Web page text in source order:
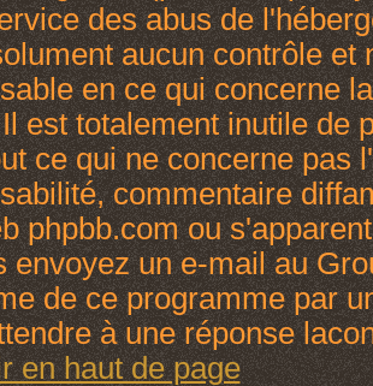
des abus de
aucun contrôle et
en ce qui concerne
est totalement inutile de
ce qui ne concerne pas
commentaire
phpbb.com ou
envoyez un e-mail au
de ce programme par
à une réponse
en haut de page